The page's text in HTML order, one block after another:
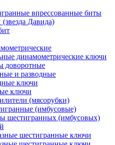
впрессованные биты
Давида)
динамометрические ключи
доворотные
и разводные
ключи
ключи
(мясорубки)
(имбусовые)
шестигранных (имбусовых)
шестигранные ключи